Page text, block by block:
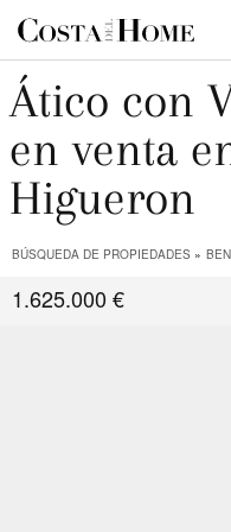
Ático con
en venta
Higueron
BÚSQUEDA DE PROPIEDADES
1.625.000 €